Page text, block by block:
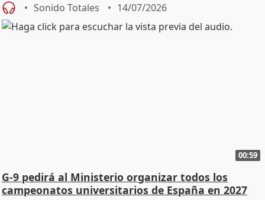
Sonido Totales 14/07/2026
00:59
G-9 pedirá al Ministerio organizar todos los
campeonatos universitarios de España en 2027